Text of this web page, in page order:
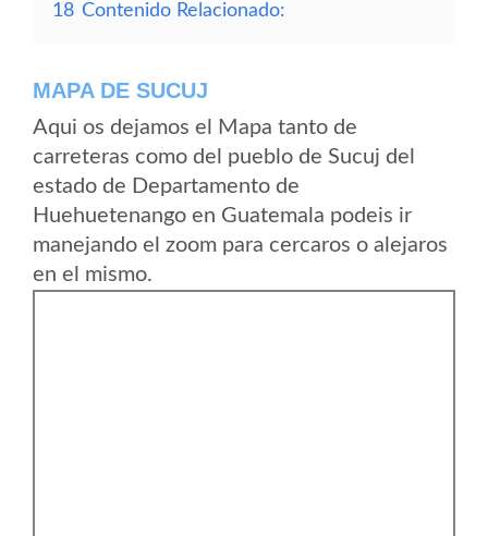
18 Contenido Relacionado:
MAPA DE SUCUJ
Aqui os dejamos el Mapa tanto de
carreteras como del pueblo de Sucuj del
estado de Departamento de
Huehuetenango en Guatemala podeis ir
manejando el zoom para cercaros o alejaros
en el mismo.